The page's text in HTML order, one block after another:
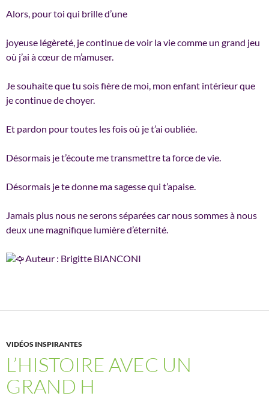
Alors, pour toi qui brille d’une
joyeuse légèreté, je continue de voir la vie comme un grand jeu
où j’ai à cœur de m’amuser.
Je souhaite que tu sois fière de moi, mon enfant intérieur que
je continue de choyer.
Et pardon pour toutes les fois où je t’ai oubliée.
Désormais je t’écoute me transmettre ta force de vie.
Désormais je te donne ma sagesse qui t’apaise.
Jamais plus nous ne serons séparées car nous sommes à nous
deux une magnifique lumière d’éternité.
Auteur : Brigitte BIANCONI
VIDÉOS INSPIRANTES
L’HISTOIRE AVEC UN
GRAND H